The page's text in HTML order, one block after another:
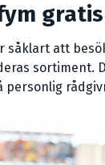
såklart att
sortiment.
personlig